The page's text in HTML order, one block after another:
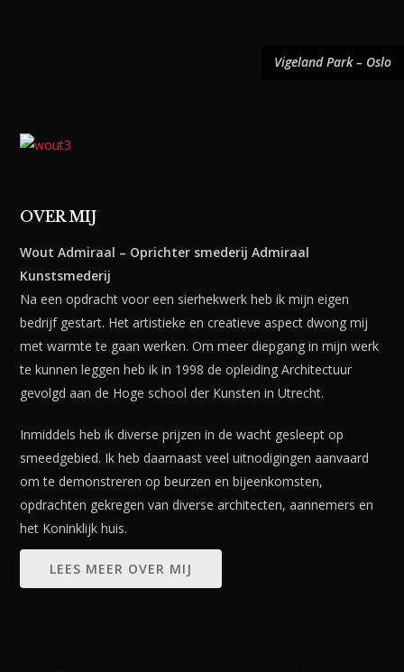
Vigeland Park – Oslo
OVER MIJ
Wout Admiraal – Oprichter smederij Admiraal
Kunstsmederij
Na een opdracht voor een sierhekwerk heb ik mijn eigen
bedrijf gestart. Het artistieke en creatieve aspect dwong mij
met warmte te gaan werken. Om meer diepgang in mijn werk
te kunnen leggen heb ik in 1998 de opleiding Architectuur
gevolgd aan de Hoge school der Kunsten in Utrecht.
Inmiddels heb ik diverse prijzen in de wacht gesleept op
smeedgebied. Ik heb daarnaast veel uitnodigingen aanvaard
om te demonstreren op beurzen en bijeenkomsten,
opdrachten gekregen van diverse architecten, aannemers en
het Koninklijk huis.
LEES MEER OVER MIJ